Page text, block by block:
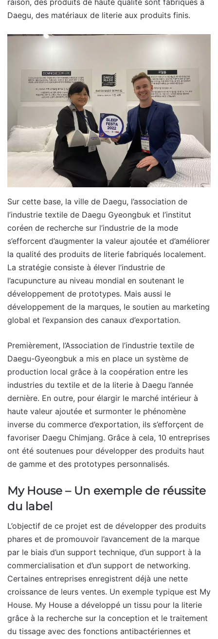
raison, des produits de haute qualité sont fabriqués à
Daegu, des matériaux de literie aux produits finis.
Sur cette base, la ville de Daegu, l’association de
l’industrie textile de Daegu Gyeongbuk et l’institut
coréen de recherche sur l’industrie de la mode
s’efforcent d’augmenter la valeur ajoutée et d’améliorer
la qualité des produits de literie fabriqués localement.
La stratégie consiste à élever l’industrie de
l’acupuncture au niveau mondial en soutenant le
développement de prototypes. Mais aussi le
développement de la marques, le soutien au marketing
global et l’expansion des canaux d’exportation.
Premièrement, l’Association de l’industrie textile de
Daegu-Gyeongbuk a mis en place un système de
production local grâce à la coopération entre les
industries du textile et de la literie à Daegu l’année
dernière. En outre, pour élargir le marché intérieur à
haute valeur ajoutée et surmonter le phénomène
inverse du commerce d’exportation, ils s’efforçent de
favoriser Daegu Chimjang. Grâce à cela, 10 entreprises
ont été soutenues pour développer des produits haut
de gamme et des prototypes personnalisés.
My House – Un exemple de réussite
du label
L’objectif de ce projet est de développer des produits
phares et de promouvoir l’avancement de la marque
par le biais d’un support technique, d’un support à la
commercialisation et d’un support de networking.
Certaines entreprises enregistrent déjà une nette
croissance de leurs ventes. Un exemple typique est My
House. My House a développé un tissu pour la literie
grâce à la recherche sur la conception et le traitement
du tissage avec des fonctions antibactériennes et